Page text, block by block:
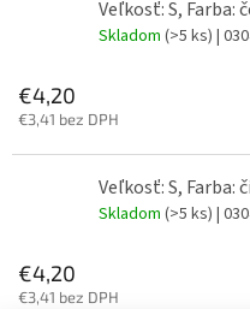
Veľkosť: S, Farba:
Skladom (>5 ks) |
€4,20
€3,41 bez DPH
Veľkosť: S, Farba:
Skladom (>5 ks) |
€4,20
€3,41 bez DPH